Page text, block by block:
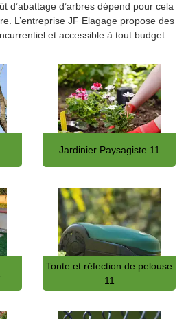
d’abattage d’arbres dépend pour cela
L’entreprise JF Elagage propose des
et accessible à tout budget.
Jardinier Paysagiste 11
Tonte et réfection de pelouse
11